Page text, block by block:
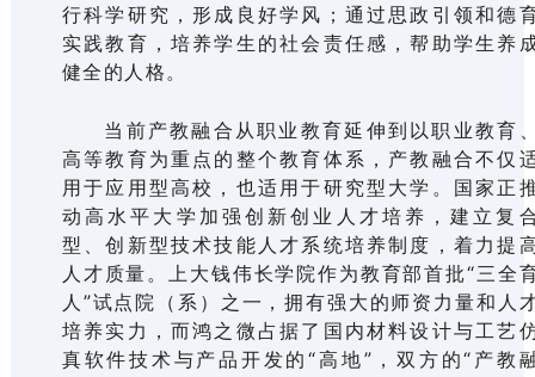
行科学研究，形成良好学风；通过思政引领和德
实践教育，培养学生的社会责任感，帮助学生养
健全的人格。
当前产教融合从职业教育延伸到以职业教育
高等教育为重点的整个教育体系，产教融合不仅
用于应用型高校，也适用于研究型大学。国家正
动高水平大学加强创新创业人才培养，建立复
型、创新型技术技能人才系统培养制度，着力提
人才质量。上大钱伟长学院作为教育部首批“三全
人”试点院（系）之一，拥有强大的师资力量和人
培养实力，而鸿之微占据了国内材料设计与工艺
真软件技术与产品开发的“高地”，双方的“产教